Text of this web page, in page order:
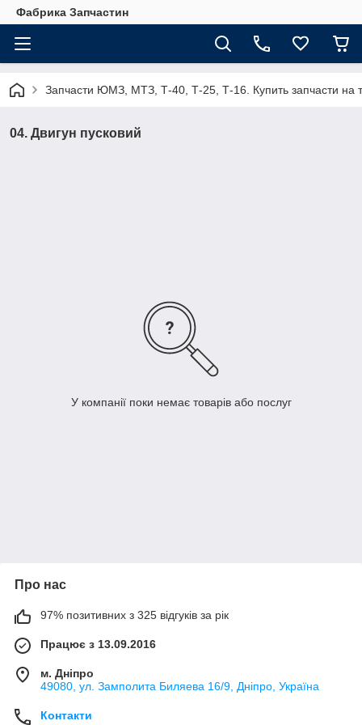
Фабрика Запчастин
Запчасти ЮМЗ, МТЗ, Т-40, Т-25, Т-16. Купить запчасти
04. Двигун пусковий
У компанії поки немає товарів або послуг
Про нас
97% позитивних з 325 відгуків за рік
Працює з 13.09.2016
м. Дніпро
49080, ул. Замполита Биляева 16/9, Дніпро, Україна
Контакти